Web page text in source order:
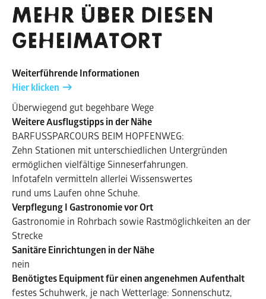
MEHR ÜBER DIESEN
GEHEIMATORT
Weiterführende Informationen
Hier klicken
Überwiegend gut begehbare Wege
Weitere Ausflugstipps in der Nähe
BARFUSSPARCOURS BEIM HOPFENWEG:
Zehn Stationen mit unterschiedlichen Untergründen
ermöglichen vielfältige Sinneserfahrungen.
Infotafeln vermitteln allerlei Wissenswertes
rund ums Laufen ohne Schuhe.
Verpflegung I Gastronomie vor Ort
Gastronomie in Rohrbach sowie Rastmöglichkeiten an der
Strecke
Sanitäre Einrichtungen in der Nähe
nein
Benötigtes Equipment für einen angenehmen Aufenthalt
festes Schuhwerk, je nach Wetterlage: Sonnenschutz,